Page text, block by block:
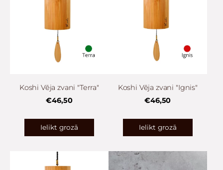
Koshi Vēja zvani "Terra"
€46,50
Ielikt grozā
Koshi Vēja zvani "Ignis"
€46,50
Ielikt grozā